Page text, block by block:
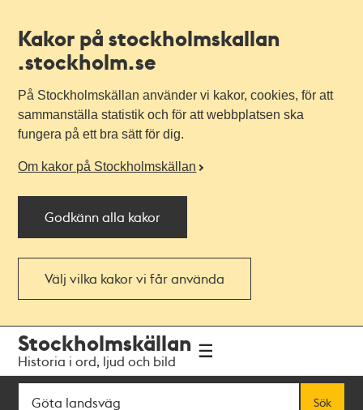
Kakor på stockholmskallan
.stockholm.se
På Stockholmskällan använder vi kakor, cookies, för att
sammanställa statistik och för att webbplatsen ska
fungera på ett bra sätt för dig.
Om kakor på Stockholmskällan
Godkänn alla kakor
Välj vilka kakor vi får använda
navigationen
huvudinnehållet
Stockholmskällan
Historia i ord, ljud och bild
Sök
Sök